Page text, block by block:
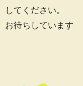
してください。
お待ちしています♩